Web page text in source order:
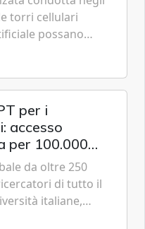
torri cellulari
possano
in tempo reale,
per i
accesso
per 100.000
da oltre 250
di tutto il
italiane,
famiglia di